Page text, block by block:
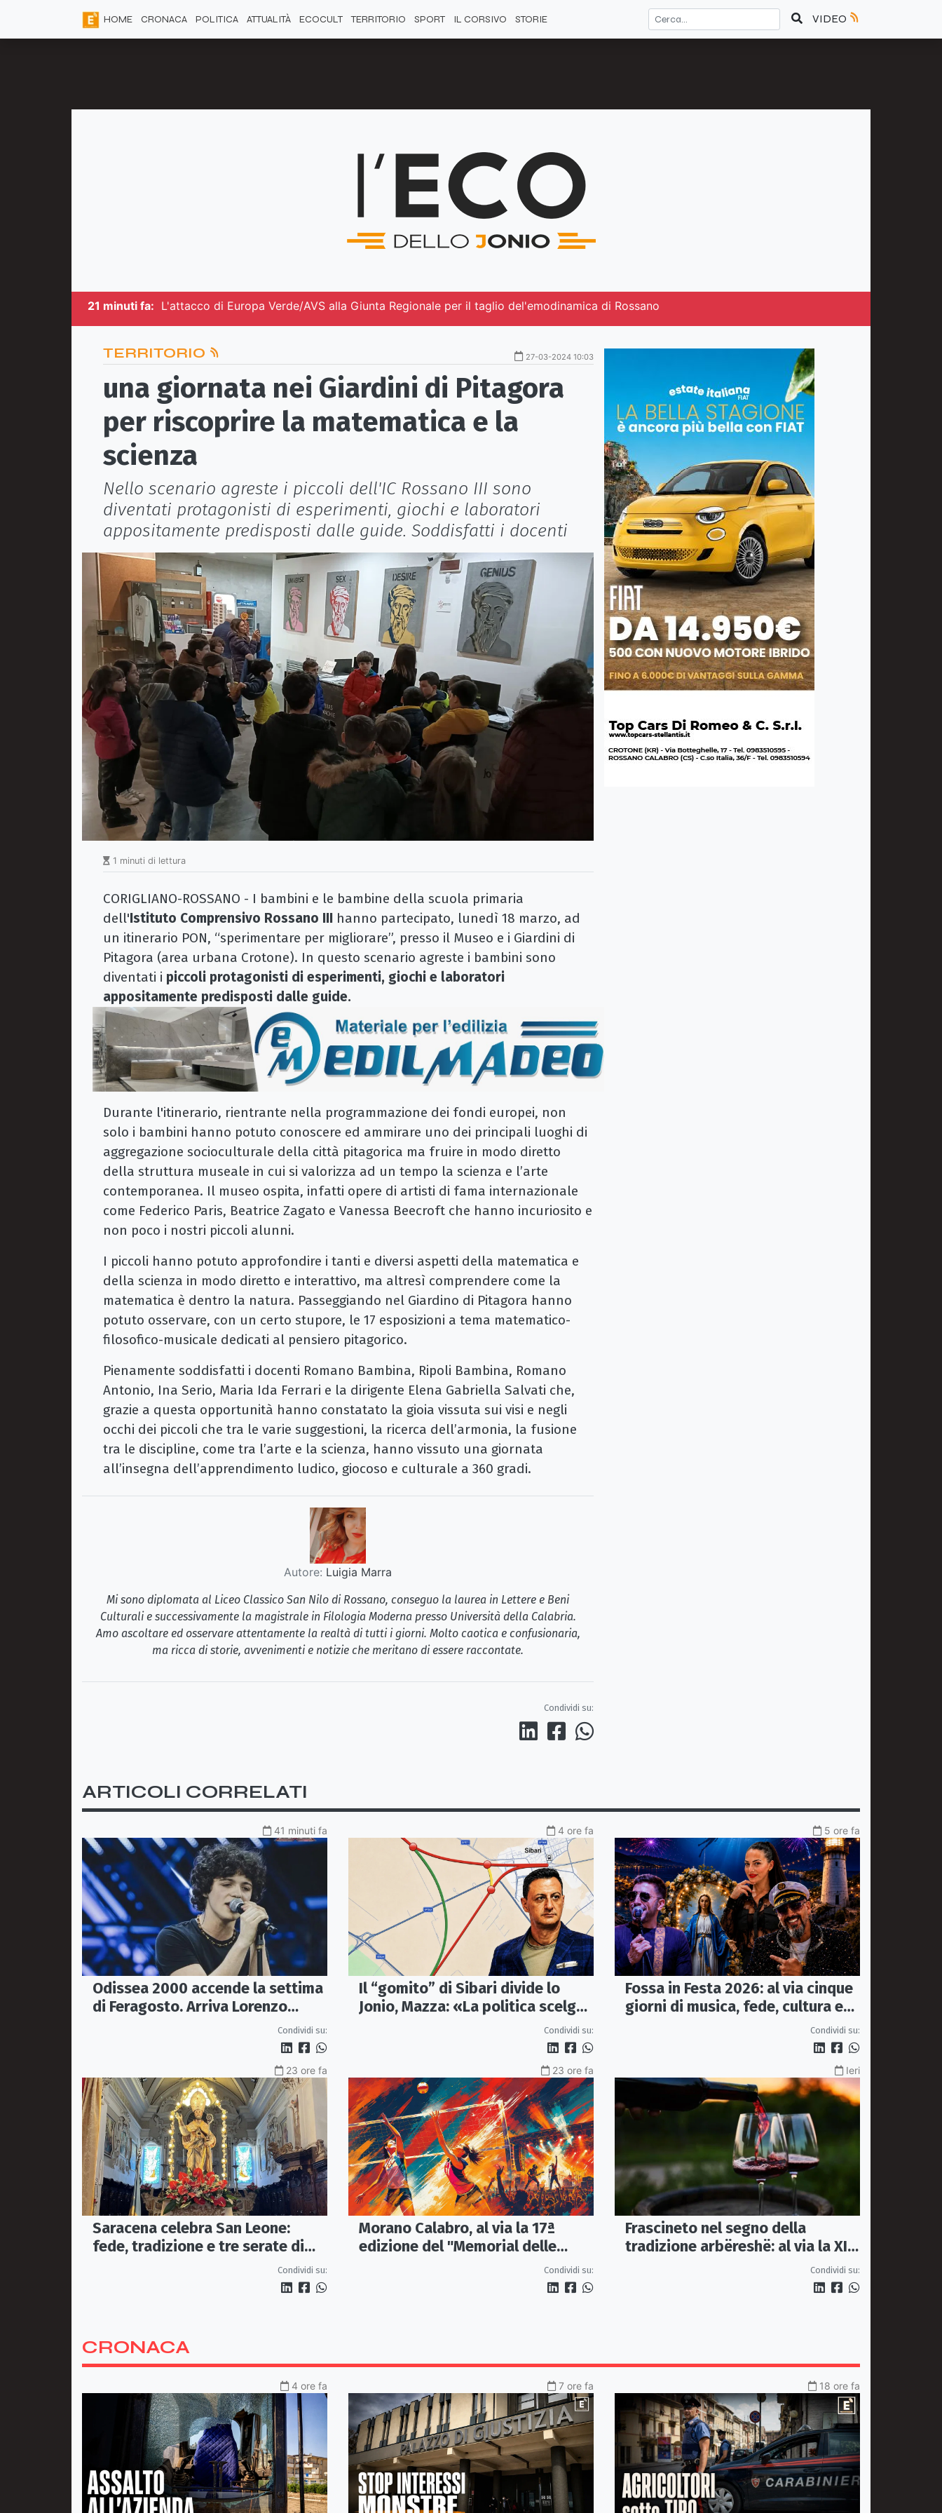
HOME CRONACA POLITICA ATTUALITÀ ECOCULT TERRITORIO SPORT IL CORSIVO STORIE VIDEO
21 minuti fa: L'attacco di Europa Verde/AVS alla Giunta Regionale per il taglio del'emodinamica di Rossano
TERRITORIO 27-03-2024 10:03
una giornata nei Giardini di Pitagora
per riscoprire la matematica e la
scienza
Nello scenario agreste i piccoli dell'IC Rossano III sono
diventati protagonisti di esperimenti, giochi e laboratori
appositamente predisposti dalle guide. Soddisfatti i docenti
1 minuti di lettura
CORIGLIANO-ROSSANO - I bambini e le bambine della scuola primaria
dell'Istituto Comprensivo Rossano III hanno partecipato, lunedì 18 marzo, ad
un itinerario PON, “sperimentare per migliorare”, presso il Museo e i Giardini di
Pitagora (area urbana Crotone). In questo scenario agreste i bambini sono
diventati i piccoli protagonisti di esperimenti, giochi e laboratori
appositamente predisposti dalle guide.
Durante l'itinerario, rientrante nella programmazione dei fondi europei, non
solo i bambini hanno potuto conoscere ed ammirare uno dei principali luoghi di
aggregazione socioculturale della città pitagorica ma fruire in modo diretto
della struttura museale in cui si valorizza ad un tempo la scienza e l’arte
contemporanea. Il museo ospita, infatti opere di artisti di fama internazionale
come Federico Paris, Beatrice Zagato e Vanessa Beecroft che hanno incuriosito e
non poco i nostri piccoli alunni.
I piccoli hanno potuto approfondire i tanti e diversi aspetti della matematica e
della scienza in modo diretto e interattivo, ma altresì comprendere come la
matematica è dentro la natura. Passeggiando nel Giardino di Pitagora hanno
potuto osservare, con un certo stupore, le 17 esposizioni a tema matematico-
filosofico-musicale dedicati al pensiero pitagorico.
Pienamente soddisfatti i docenti Romano Bambina, Ripoli Bambina, Romano
Antonio, Ina Serio, Maria Ida Ferrari e la dirigente Elena Gabriella Salvati che,
grazie a questa opportunità hanno constatato la gioia vissuta sui visi e negli
occhi dei piccoli che tra le varie suggestioni, la ricerca dell’armonia, la fusione
tra le discipline, come tra l’arte e la scienza, hanno vissuto una giornata
all’insegna dell’apprendimento ludico, giocoso e culturale a 360 gradi.
Autore: Luigia Marra
Mi sono diplomata al Liceo Classico San Nilo di Rossano, conseguo la laurea in Lettere e Beni
Culturali e successivamente la magistrale in Filologia Moderna presso Università della Calabria.
Amo ascoltare ed osservare attentamente la realtà di tutti i giorni. Molto caotica e confusionaria,
ma ricca di storie, avvenimenti e notizie che meritano di essere raccontate.
Condividi su:
ARTICOLI CORRELATI
41 minuti fa
Odissea 2000 accende la settima
di Feragosto. Arriva Lorenzo
Condividi su:
4 ore fa
Il “gomito” di Sibari divide lo
Jonio, Mazza: «La politica scelga
Condividi su:
5 ore fa
Fossa in Festa 2026: al via cinque
giorni di musica, fede, cultura e
Condividi su:
23 ore fa
Saracena celebra San Leone:
fede, tradizione e tre serate di
Condividi su:
23 ore fa
Morano Calabro, al via la 17ª
edizione del "Memorial delle
Condividi su:
Ieri
Frascineto nel segno della
tradizione arbëreshë: al via la XII
edizione della Festa del VinoCondividi su:
CRONACA
4 ore fa 7 ore fa 18 ore fa